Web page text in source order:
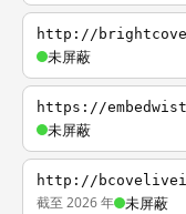
http://
未屏蔽
https://
未屏蔽
http://
截至 2026 年 未屏蔽